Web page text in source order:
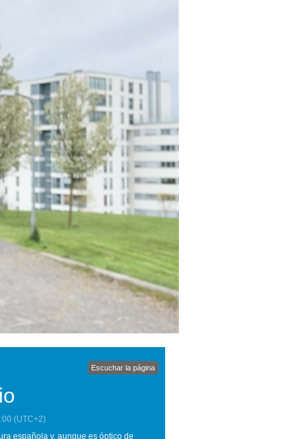
Escuchar la página
(UTC+2)
española y, aunque es óptico de